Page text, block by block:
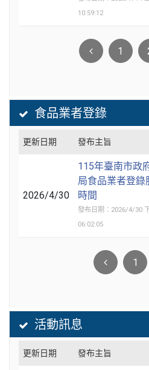
10:59:12
1
食品業者登錄
更新日期 發布主旨
2026/4/30
115年臺南市政
局食品業者登錄
時間
發布日期：2026/4/30
06:02:05
1
活動訊息
更新日期 發布主旨